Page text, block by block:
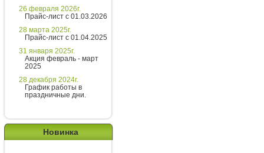
26 февраля 2026г.
Прайс-лист с 01.03.2026
28 марта 2025г.
Прайс-лист с 01.04.2025
31 января 2025г.
Акция февраль - март
2025
28 декабря 2024г.
График работы в
праздничные дни.
Новинка
Введите сообщение
Здравствуйте!